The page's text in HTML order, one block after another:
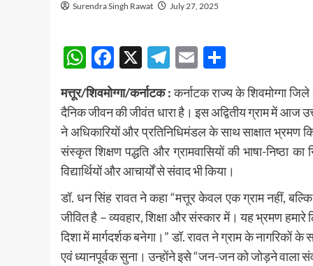
Surendra Singh Rawat July 27, 2025
WhatsApp
Facebook
X Telegram
Email
मत्तूर/शिवमोग्गा/कर्नाटक :कर्नाटक राज्य के शिवमोग्गा
दैनिक जीवन की जीवंत धारा है। इस अद्वितीय ग्राम में आज
ने अधिकारियों और प्रतिनिधिमंडल के साथ साक्षात भ्रमण
संस्कृत शिक्षण पद्धति और ग्रामवासियों की भाषा-निष्ठा
विद्यार्थियों और आचार्यों से संवाद भी किया।
डॉ. धन सिंह रावत ने कहा “मत्तूर केवल एक ग्राम नहीं,
जीवित है – व्यवहार, शिक्षा और संस्कार में। यह भ्रमण
दिशा में मार्गदर्शक बनेगा।” डॉ. रावत ने ग्राम के नागरिकों के
एवं ध्यानपूर्वक सुना। उन्होंने इसे “जन-जन को जोड़ने वाला